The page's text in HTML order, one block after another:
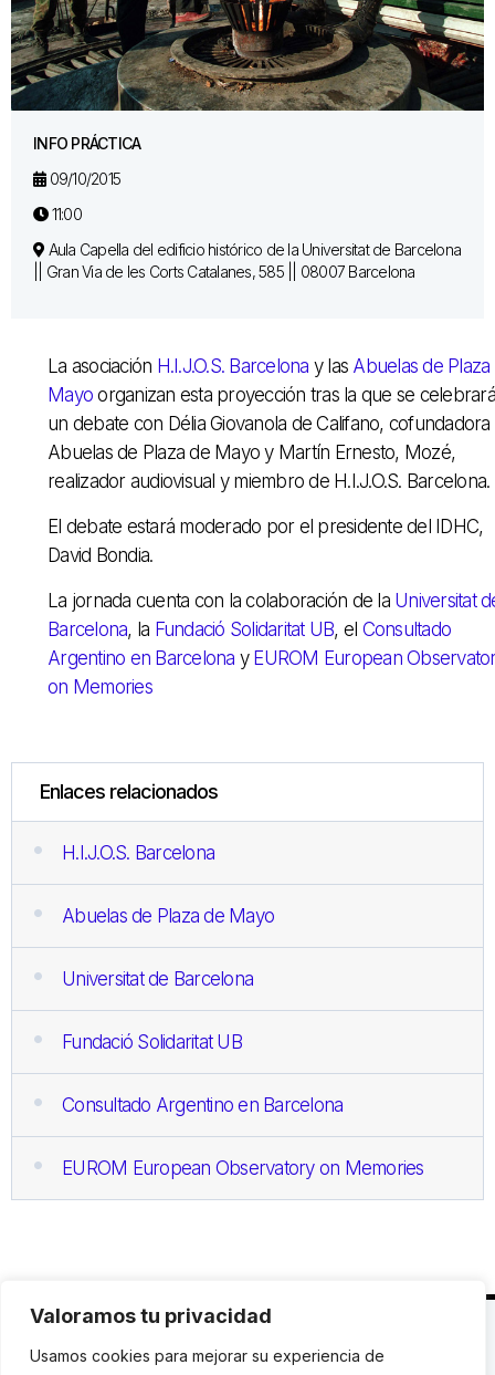
Valoramos tu privacidad
Usamos cookies para mejorar su experiencia de
INFO PRÁCTICA
09/10/2015
11:00
Aula Capella del edificio histórico de la Universitat de Barcelona
|| Gran Via de les Corts Catalanes, 585 || 08007 Barcelona
La asociación H.I.J.O.S. Barcelona y las Abuelas de Plaza
Mayoorganizan esta proyección tras la que se celebrará
un debate con Délia Giovanola de Califano, cofundadora
Abuelas de Plaza de Mayo y Martín Ernesto, Mozé,
realizador audiovisual y miembro de H.I.J.O.S. Barcelona.
El debate estará moderado por el presidente del IDHC,
David Bondia.
La jornada cuenta con la colaboración de la Universitat
Barcelona, la Fundació Solidaritat UB, el Consultado
Argentino en Barcelona y EUROM European
on Memories
Enlaces relacionados
H.I.J.O.S. Barcelona
Abuelas de Plaza de Mayo
Universitat de Barcelona
Fundació Solidaritat UB
Consultado Argentino en Barcelona
EUROM European Observatory on Memories
C. Avinyó 44, 2n | 08002 Barcelona |T.: +34 93